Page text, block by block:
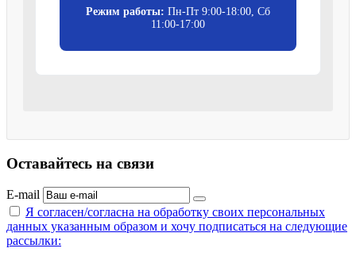
Режим работы: Пн-Пт 9:00-18:00, Сб
11:00-17:00
Оставайтесь на связи
E-mail
Я согласен/согласна на обработку своих персональных
данных указанным образом и хочу подписаться на следующие
рассылки: